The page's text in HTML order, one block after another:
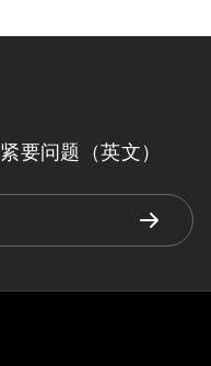
要问题（英文）